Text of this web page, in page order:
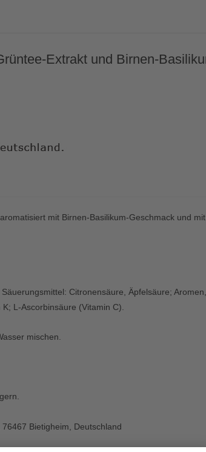
Extrakt und Birnen-
mit Birnen-Basilikum-Geschmack und
Säuerungsmittel: Citronensäure, Äpfelsäure;
L-Ascorbinsäure (Vitamin C).
mischen.
Bietigheim, Deutschland